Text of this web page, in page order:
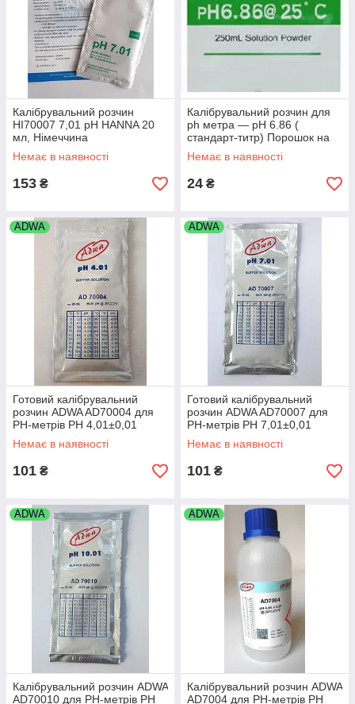
Калібрувальний розчин
HI70007 7,01 pH HANNA 20
мл, Німеччина
Немає в наявності
153 ₴
Калібрувальний розчин для
ph метра — pH 6.86 (
стандарт-титр) Порошок на
250 мл.
Немає в наявності
24 ₴
ADWA
Готовий калібрувальний
розчин ADWA AD70004 для
РН-метрів РН 4,01±0,01
Угорщина. 20 ml
Немає в наявності
101 ₴
ADWA
Готовий калібрувальний
розчин ADWA AD70007 для
РН-метрів РН 7,01±0,01
Угорщина. 20 ml
Немає в наявності
101 ₴
ADWA
Калібрувальний розчин ADWA
AD70010 для РН-метрів РН
ADWA
Калібрувальний розчин ADWA
AD7004 для РН-метрів РН